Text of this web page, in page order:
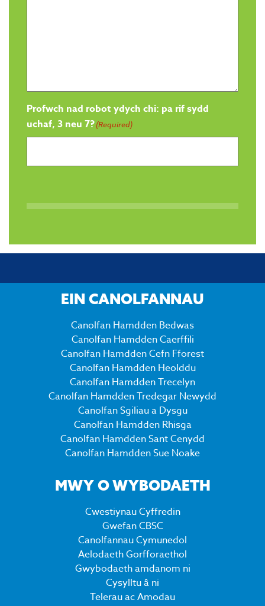
Profwch nad robot ydych chi: pa rif sydd
uchaf, 3 neu 7?(Required)
EIN CANOLFANNAU
Canolfan Hamdden Bedwas
Canolfan Hamdden Caerffili
Canolfan Hamdden Cefn Fforest
Canolfan Hamdden Heolddu
Canolfan Hamdden Trecelyn
Canolfan Hamdden Tredegar Newydd
Canolfan Sgiliau a Dysgu
Canolfan Hamdden Rhisga
Canolfan Hamdden Sant Cenydd
Canolfan Hamdden Sue Noake
MWY O WYBODAETH
Cwestiynau Cyffredin
Gwefan CBSC
Canolfannau Cymunedol
Aelodaeth Gorfforaethol
Gwybodaeth amdanom ni
Cysylltu â ni
Telerau ac Amodau